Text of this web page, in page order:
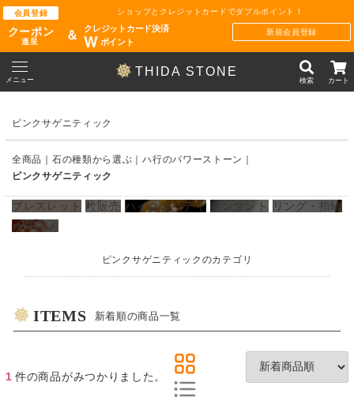
会員登録
クーポン
進呈
ショップとクレジットカードでダブルポイント !
＆
クレジットカード決済
Wポイント
新規会員登録
THIDA STONE
メニュー 検索 カート
ピンクサゲニティック
全商品 石の種類から選ぶ
ハ行のパワーストーン
ピンクサゲニティック
ブレスレット 粒販売 ハイクオリティ ペンダント
リング・指輪
オススメ
ピンクサゲニティックのカテゴリ
ITEMS 新着順の商品一覧
1 件の商品がみつかりました。